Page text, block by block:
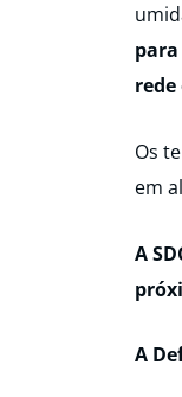
Os
em
A
A